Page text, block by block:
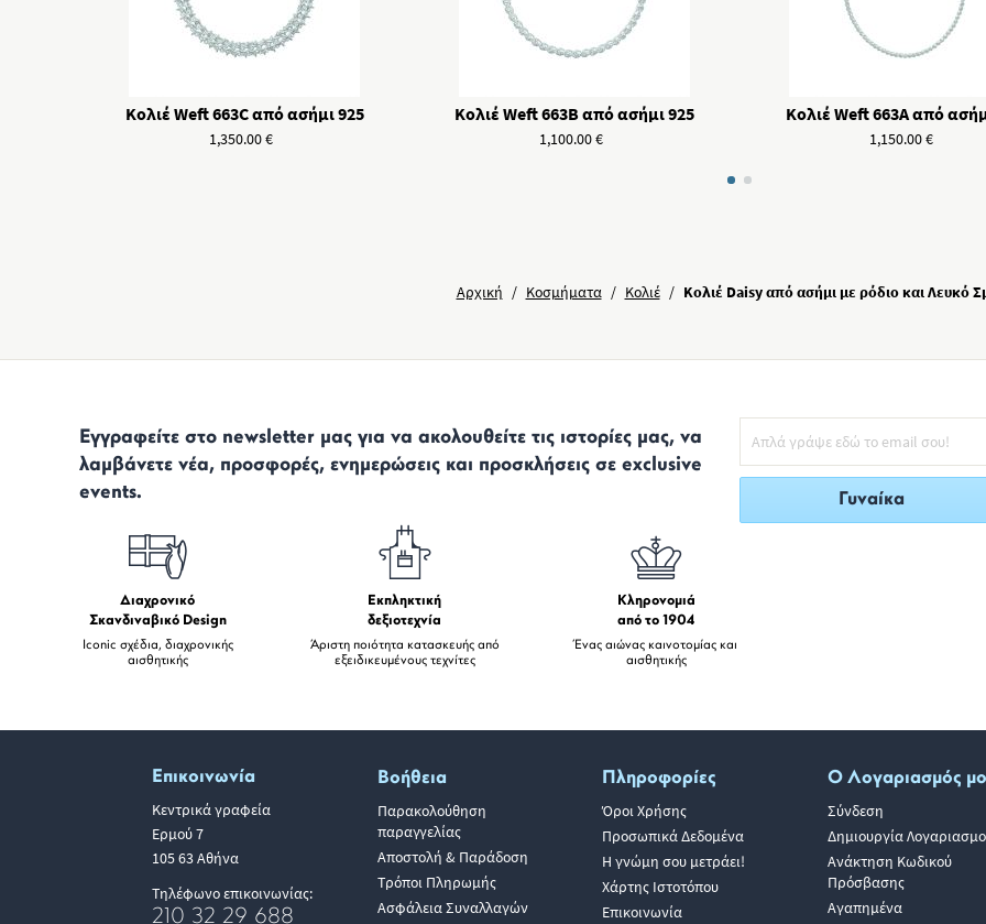
Κολιέ Weft 663C από ασήμι 925
1,350.00€
Κολιέ Weft 663B από ασήμι 925
1,100.00€
Κολιέ Weft 663A από
1,150.00€
Αρχική / Κοσμήματα / Κολιέ / Κολιέ Daisy από ασήμι με ρόδιο και Λευκό
Εγγραφείτε στο newsletter μας για να ακολουθείτε τις ιστορίες μας, να
λαμβάνετε νέα, προσφορές, ενημερώσεις και προσκλήσεις σε exclusive
events.
Διαχρονικό
Σκανδιναβικό Design
Iconic σχέδια, διαχρονικής
αισθητικής
Εκπληκτική
δεξιοτεχνία
Άριστη ποιότητα κατασκευής από
εξειδικευμένους τεχνίτες
Κληρονομιά
από το 1904
Ένας αιώνας καινοτομίας και
αισθητικής
Γυναίκα
Επικοινωνία
Κεντρικά γραφεία
Ερμού 7
105 63 Αθήνα
Τηλέφωνο επικοινωνίας:
210 32 29 688
Βοήθεια
Παρακολούθηση
παραγγελίας
Αποστολή & Παράδοση
Τρόποι Πληρωμής
Ασφάλεια Συναλλαγών
Πληροφορίες
Όροι Χρήσης
Προσωπικά Δεδομένα
Η γνώμη σου μετράει!
Χάρτης Ιστοτόπου
Επικοινωνία
Ο Λογαριασμός
Σύνδεση
Δημιουργία
Ανάκτηση Κωδικού
Πρόσβασης
Αγαπημένα